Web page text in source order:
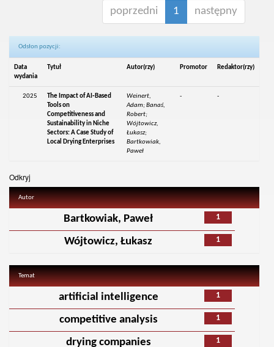
poprzedni 1 następny
Odsłon pozycji:
Data
wydania
Tytuł Autor(rzy) Promotor Redaktor(rzy)
2025
The Impact of AI‑Based
Tools on
Competitiveness and
Sustainability in Niche
Sectors: A Case Study of
Local Drying Enterprises
Weinert,
Adam; Banaś,
Robert;
Wójtowicz,
Łukasz;
Bartkowiak,
Paweł
- -
Odkryj
Autor
1
Bartkowiak, Paweł
1
Wójtowicz, Łukasz
Temat
1
artificial intelligence
1
competitive analysis
1
drying companies